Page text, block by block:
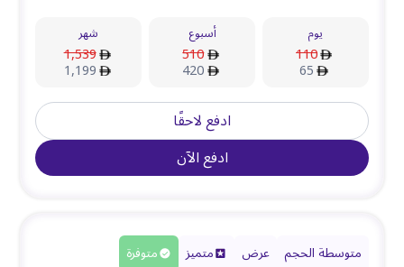
يوم
110
65
أسبوع
510
420
شهر
1,539
1,199
ادفع لاحقًا
ادفع الآن
متوسطة الحجم عرض متميز متوفرة